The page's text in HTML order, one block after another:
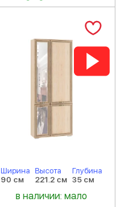
Ширина
90 см
Высота
221.2 см
Глубина
35 см
в наличии: мало